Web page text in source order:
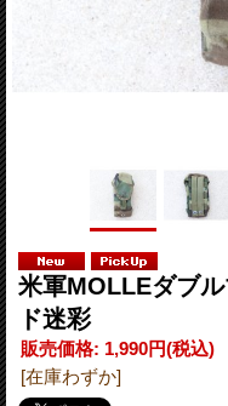
米軍MOLLEダブ
ド迷彩
販売価格: 1,990円(税込)
[在庫わずか]